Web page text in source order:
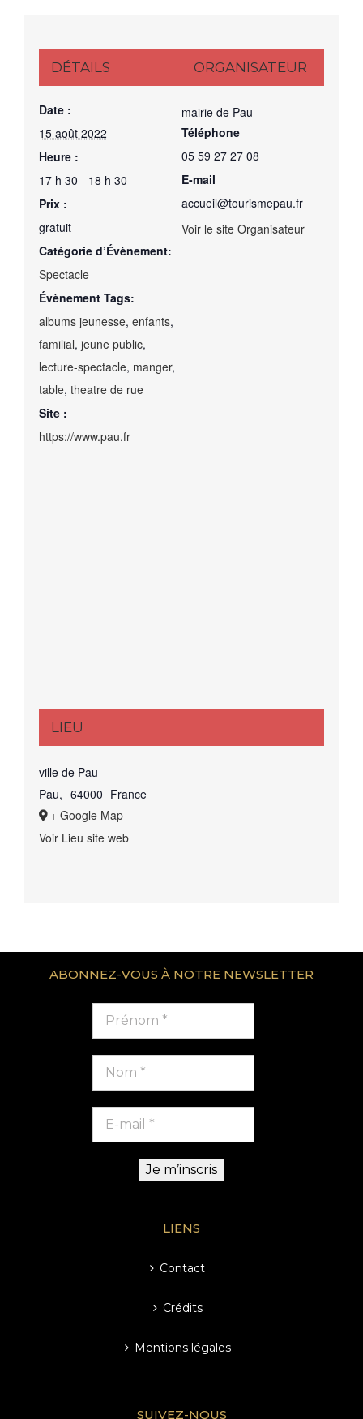
DÉTAILS
Date :
15 août 2022
Heure :
17 h 30 - 18 h 30
Prix :
gratuit
Catégorie d’Évènement:
Spectacle
Évènement Tags:
albums jeunesse, enfants,
familial, jeune public,
lecture-spectacle, manger,
table, theatre de rue
Site :
https://www.pau.fr
ORGANISATEUR
mairie de Pau
Téléphone
05 59 27 27 08
E-mail
accueil@tourismepau.fr
Voir le site Organisateur
LIEU
ville de Pau
Pau, 64000 France
+ Google Map
Voir Lieu site web
ABONNEZ-VOUS À NOTRE NEWSLETTER
LIENS
Contact
Crédits
Mentions légales
SUIVEZ-NOUS